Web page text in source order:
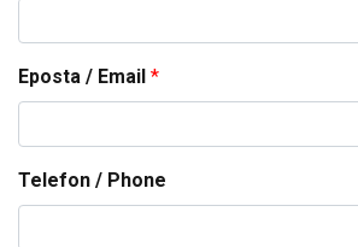
Eposta / Email *
Telefon / Phone